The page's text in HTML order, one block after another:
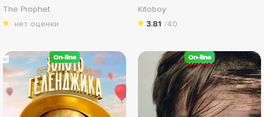
The Prophet
нет оценки
Kitoboy
3.81 /40